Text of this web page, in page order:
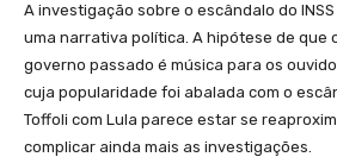
A investigação sobre o escândalo do
uma narrativa política. A hipótese de que
governo passado é música para os
cuja popularidade foi abalada com o
Toffoli com Lula parece estar se
complicar ainda mais as investigações.